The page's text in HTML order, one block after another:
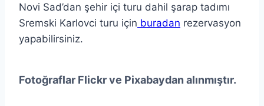
Novi Sad’dan şehir içi turu dahil şarap tadımı
Sremski Karlovci turu için buradan rezervasyon
yapabilirsiniz.
Fotoğraflar Flickr ve Pixabaydan alınmıştır.